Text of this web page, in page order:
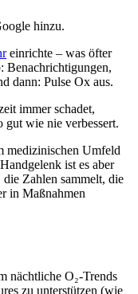
hinzu.
einrichte – was öfter
Benachrichtigungen,
dann: Pulse Ox aus.
immer schadet,
gut wie nie verbessert.
medizinischen Umfeld
ist es aber
Zahlen sammelt, die
in Maßnahmen
nächtliche O₂-Trends
zu unterstützen (wie